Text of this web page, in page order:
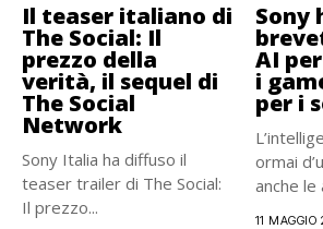
Il teaser italiano di
The Social: Il
prezzo della
verità, il sequel di
The Social
Network
Sony Italia ha diffuso il
teaser trailer di The Social:
Il prezzo...
Sony
AI
i
per i
ormai
anche le
11